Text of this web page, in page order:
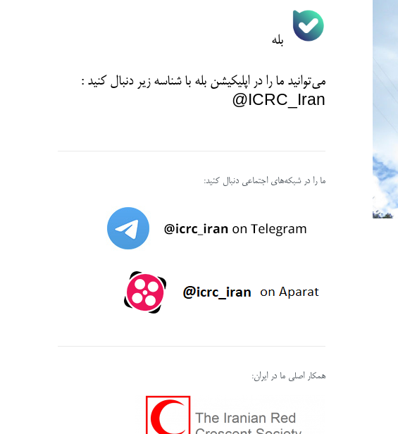
بله
می‌توانید ما را در اپلیکیشن بله با شناسه زیردنبال کنید :
ICRC_Iran@
ما را در شبکه‌های اجتماعی دنبال کنید:
همکار اصلی ما در ایران: